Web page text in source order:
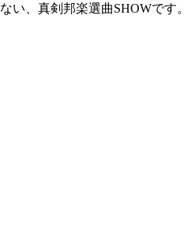
い、真剣邦楽選曲SHOWです。